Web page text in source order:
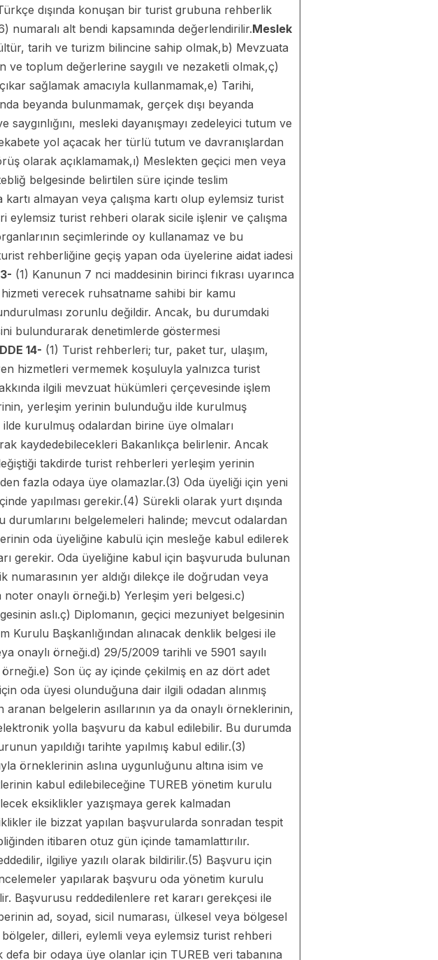
dışında konuşan bir turist grubuna rehberlik
numaralı alt bendi kapsamında değerlendirilir.Meslek
tarih ve turizm bilincine sahip olmak,b) Mevzuata
toplum değerlerine saygılı ve nezaketli olmak,ç)
sağlamak amacıyla kullanmamak,e) Tarihi,
beyanda bulunmamak, gerçek dışı beyanda
mesleki dayanışmayı zedeleyici tutum ve
yol açacak her türlü tutum ve davranışlardan
olarak açıklamamak,ı) Meslekten geçici men veya
belgesinde belirtilen süre içinde teslim
kartı almayan veya çalışma kartı olup eylemsiz turist
turist rehberi olarak sicile işlenir ve çalışma
seçimlerinde oy kullanamaz ve bu
rehberliğine geçiş yapan oda üyelerine aidat iadesi
(1) Kanunun 7 nci maddesinin birinci fıkrası uyarınca
verecek ruhsatname sahibi bir kamu
zorunlu değildir. Ancak, bu durumdaki
bulundurarak denetimlerde göstermesi
14- (1) Turist rehberleri; tur, paket tur, ulaşım,
hizmetleri vermemek koşuluyla yalnızca turist
ilgili mevzuat hükümleri çerçevesinde işlem
yerleşim yerinin bulunduğu ilde kurulmuş
kurulmuş odalardan birine üye olmaları
kaydedebilecekleri Bakanlıkça belirlenir. Ancak
takdirde turist rehberleri yerleşim yerinin
fazla odaya üye olamazlar.(3) Oda üyeliği için yeni
yapılması gerekir.(4) Sürekli olarak yurt dışında
belgelemeleri halinde; mevcut odalardan
oda üyeliğine kabulü için mesleğe kabul edilerek
gerekir. Oda üyeliğine kabul için başvuruda bulunan
yer aldığı dilekçe ile doğrudan veya
onaylı örneği.b) Yerleşim yeri belgesi.c)
aslı.ç) Diplomanın, geçici mezuniyet belgesinin
Başkanlığından alınacak denklik belgesi ile
onaylı örneği.d) 29/5/2009 tarihli ve 5901 sayılı
örneği.e) Son üç ay içinde çekilmiş en az dört adet
oda üyesi olunduğuna dair ilgili odadan alınmış
aranan belgelerin asıllarının ya da onaylı örneklerinin,
yolla başvuru da kabul edilebilir. Bu durumda
yapıldığı tarihte yapılmış kabul edilir.(3)
örneklerinin aslına uygunluğunu altına isim ve
kabul edilebileceğine TUREB yönetim kurulu
eksiklikler yazışmaya gerek kalmadan
ile bizzat yapılan başvurularda sonradan tespit
itibaren otuz gün içinde tamamlattırılır.
ilgiliye yazılı olarak bildirilir.(5) Başvuru için
yapılarak başvuru oda yönetim kurulu
Başvurusu reddedilenlere ret kararı gerekçesi ile
ad, soyad, sicil numarası, ülkesel veya bölgesel
dilleri, eylemli veya eylemsiz turist rehberi
bir odaya üye olanlar için TUREB veri tabanına